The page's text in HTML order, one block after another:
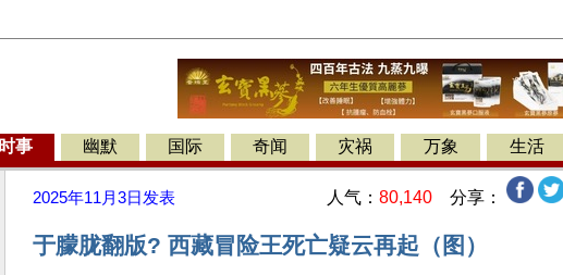
时事 幽默 国际 奇闻 灾祸 万象 生活
2025年11月3日 发表 人气： 80,140 分享：
于朦胧翻版? 西藏冒险王死亡疑云再起（图）